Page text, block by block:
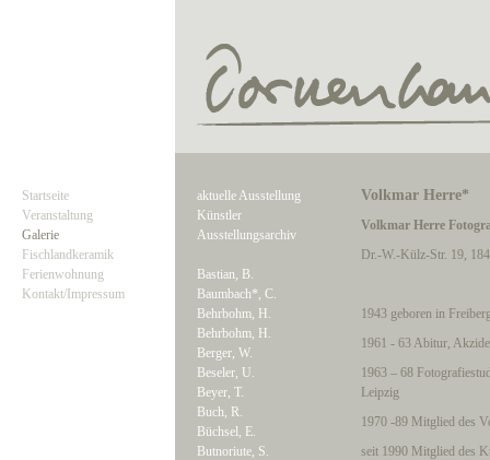
Startseite
Veranstaltung
Galerie
Fischlandkeramik
Ferienwohnung
Kontakt/Impressum
aktuelle Ausstellung
Künstler
Ausstellungsarchiv
Bastian, B.
Baumbach*, C.
Behrbohm, H.
Behrbohm, H.
Berger, W.
Beseler, U.
Beyer, T.
Buch, R.
Büchsel, E.
Butnoriute, S.
Volkmar Herre*
Volkmar Herre
Dr.-W.-Külz-Str. 19,
1943 geboren in
1961 - 63 Abitur,
1963 – 68
Leipzig
1970 -89 Mitglied des
seit 1990 Mitglied des